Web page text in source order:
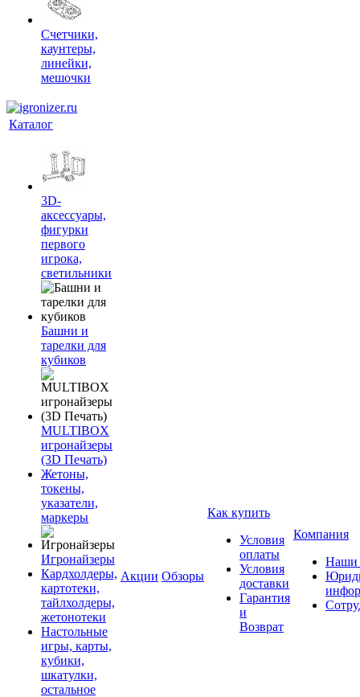
Счетчики,
каунтеры,
линейки,
мешочки
Каталог
3D-
аксессуары,
фигурки
первого
игрока,
светильники
Башни и
тарелки для
кубиков
MULTIBOX
игронайзеры
(3D Печать)
Жетоны,
токены,
указатели,
маркеры
Игронайзеры
Кардхолдеры,
картотеки,
тайлхолдеры,
жетонотеки
Настольные
игры, карты,
кубики,
шкатулки,
остальное
Акции Обзоры
Как купить
Условия
оплаты
Условия
доставки
Гарантия
и
Возврат
Компания
Наши